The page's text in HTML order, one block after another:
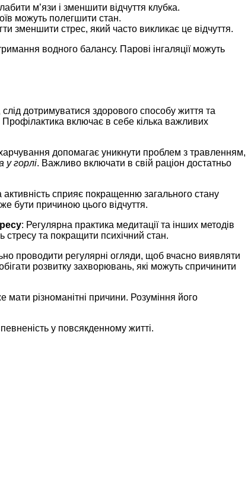
м’язи і зменшити відчуття клубка.
можуть полегшити стан.
зменшити стрес, який часто викликає це відчуття.
водного балансу. Парові інгаляції можуть
слід дотримуватися здорового способу життя та
Профілактика включає в себе кілька важливих
допомагає уникнути проблем з травленням,
у горлі. Важливо включати в свій раціон достатньо
активність сприяє покращенню загального стану
бути причиною цього відчуття.
: Регулярна практика медитації та інших методів
стресу та покращити психічний стан.
проводити регулярні огляди, щоб вчасно виявляти
розвитку захворювань, які можуть спричинити
мати різноманітні причини. Розуміння його
у повсякденному житті.